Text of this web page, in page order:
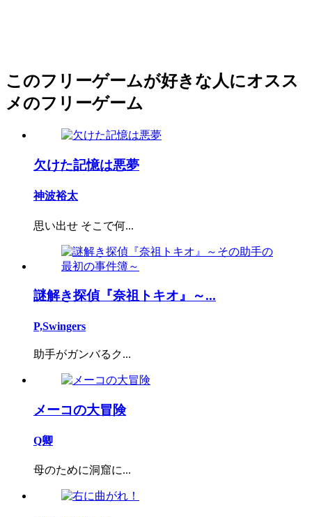
このフリーゲームが好きな人にオスス
メのフリーゲーム
欠けた記憶は悪夢
神波裕太
思い出せ そこで何...
謎解き探偵『奈祖トキオ』～...
P,Swingers
助手がガンバるク...
メーコの大冒険
Q卿
母のために洞窟に...